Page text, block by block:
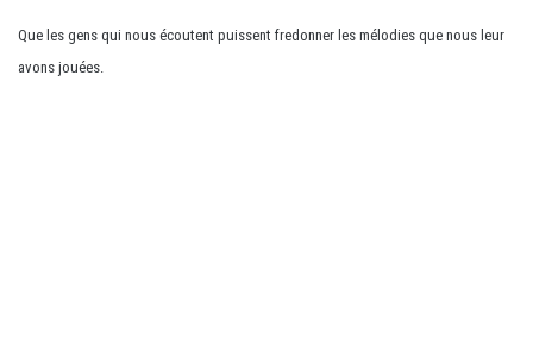
Que les gens qui nous écoutent puissent fredonner les mélodies que nous leur
avons jouées.